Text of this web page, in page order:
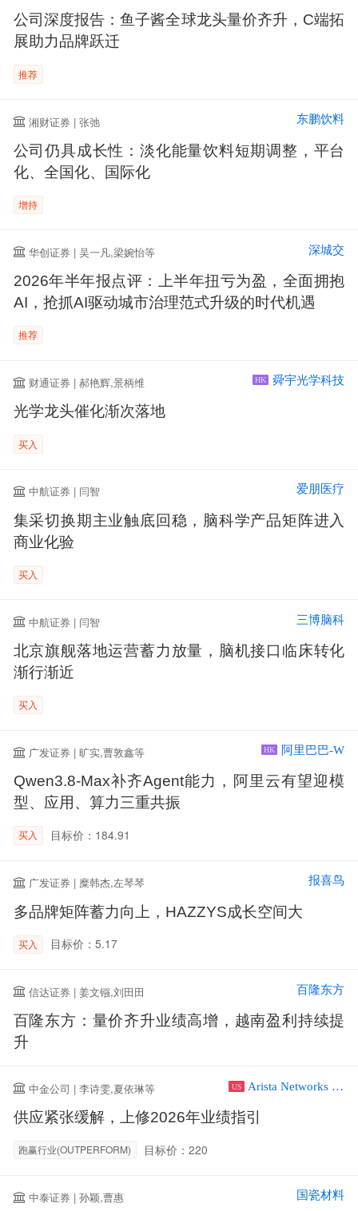
公司深度报告：鱼子酱全球龙头量价齐升，C端拓
展助力品牌跃迁
推荐
湘财证券 | 张弛 东鹏饮料
公司仍具成长性：淡化能量饮料短期调整，平台
化、全国化、国际化
增持
华创证券 | 吴一凡,梁婉怡等 深城交
2026年半年报点评：上半年扭亏为盈，全面拥抱
AI，抢抓AI驱动城市治理范式升级的时代机遇
推荐
财通证券 | 郝艳辉,景柄维 HK 舜宇光学科技
光学龙头催化渐次落地
买入
中航证券 | 闫智 爱朋医疗
集采切换期主业触底回稳，脑科学产品矩阵进入
商业化验
买入
中航证券 | 闫智 三博脑科
北京旗舰落地运营蓄力放量，脑机接口临床转化
渐行渐近
买入
广发证券 | 旷实,曹敦鑫等 HK 阿里巴巴-W
Qwen3.8-Max补齐Agent能力，阿里云有望迎模
型、应用、算力三重共振
买入 目标价：184.91
广发证券 | 糜韩杰,左琴琴 报喜鸟
多品牌矩阵蓄力向上，HAZZYS成长空间大
买入 目标价：5.17
信达证券 | 姜文镪,刘田田 百隆东方
百隆东方：量价齐升业绩高增，越南盈利持续提
升
中金公司 | 李诗雯,夏依琳等 US Arista Networks Inc
供应紧张缓解，上修2026年业绩指引
跑赢行业(OUTPERFORM) 目标价：220
中泰证券 | 孙颖,曹惠 国瓷材料